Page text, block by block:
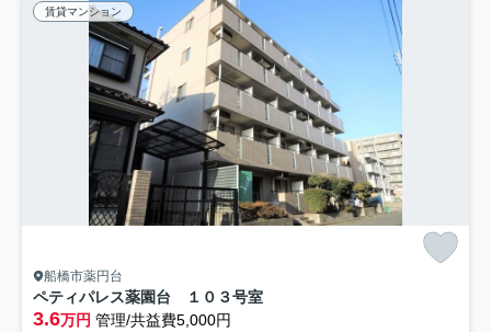
賃貸マンション
船橋市薬円台
ペティパレス薬園台 １０３号室
3.6万円 管理/共益費5,000円